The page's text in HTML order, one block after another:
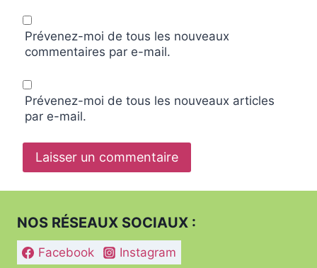
Prévenez-moi de tous les nouveaux
commentaires par e-mail.
Prévenez-moi de tous les nouveaux articles
par e-mail.
NOS RÉSEAUX SOCIAUX :
Facebook Instagram